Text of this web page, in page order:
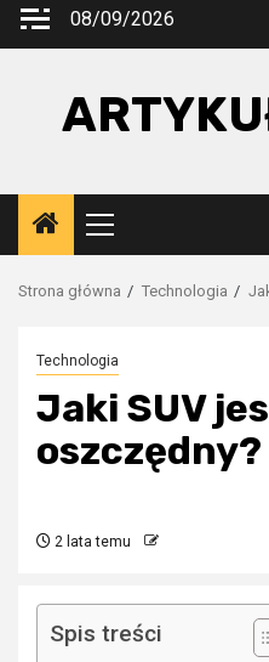
Przejdź
08/09/2026
Menu
główne
Strona główna Technologia
Technologia
Jaki SUV
oszczędny?
2 lata temu
Spis treści